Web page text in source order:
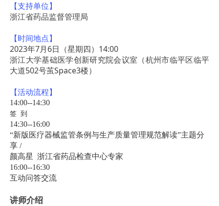
【支持单位】
浙江省药品监督管理局
【时间地点】
2023年7月6日（星期四）14:00
浙江大学基础医学创新研究院会议室（杭州市临平区临平
大道502号茧Space3楼）
【活动流程】
14:00--14:30
签 到
14:30--16:00
“新版医疗器械监管条例与生产质量管理规范解读”主题分
享 /
颜高星 浙江省药品检查中心专家
16:00--16:30
互动问答交流
讲师介绍